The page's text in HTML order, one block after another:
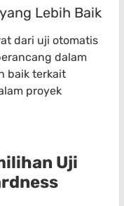
Lebih Baik
dari uji otomatis
dalam
baik terkait
proyek
Uji